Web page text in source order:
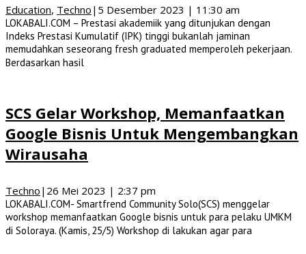
Education, Techno | 5 Desember 2023 | 11:30 am
LOKABALI.COM – Prestasi akademiik yang ditunjukan dengan
Indeks Prestasi Kumulatif (IPK) tinggi bukanlah jaminan
memudahkan seseorang fresh graduated memperoleh pekerjaan.
Berdasarkan hasil
SCS Gelar Workshop, Memanfaatkan
Google Bisnis Untuk Mengembangkan
Wirausaha
Techno | 26 Mei 2023 | 2:37 pm
LOKABALI.COM- Smartfrend Community Solo(SCS) menggelar
workshop memanfaatkan Google bisnis untuk para pelaku UMKM
di Soloraya. (Kamis, 25/5) Workshop di lakukan agar para